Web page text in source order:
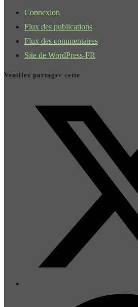
Connexion
Flux des publications
Flux des commentaires
Site de WordPress-FR
Veuillez partager cette